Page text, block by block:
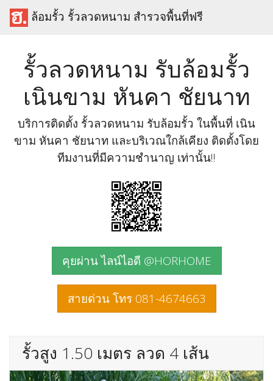
ล้อมรั้ว รั้วลวดหนาม สำรวจพื้นที่ฟรี
รั้วลวดหนาม รับล้อมรั้ว
เนินขาม หันคา ชัยนาท
บริการติดตั้ง รั้วลวดหนาม รับล้อมรั้ว ในพื้นที่ เนิน
ขาม หันคา ชัยนาท และบริเวณใกล้เคียง ติดตั้งโดย
ทีมงานที่มีความชำนาญ เท่านั้น!!
คุยผ่าน ไลน์ไอดี @HORHOME
สายด่วน โทร 081-4674663
รั้วสูง 1.50 เมตร ลวด 4 เส้น